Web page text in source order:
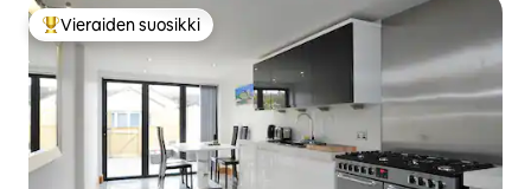
Vieraiden suosikkien parhaimmistoa
Vieraiden suosikki